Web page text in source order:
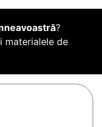
?
materialele de